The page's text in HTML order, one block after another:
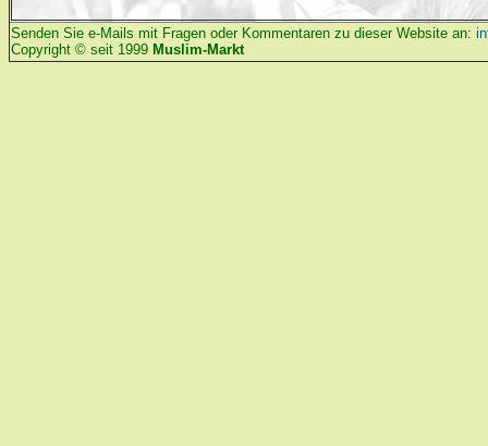
Senden Sie e-Mails mit Fragen oder Kommentaren zu dieser Website an:
Copyright © seit 1999 Muslim-Markt